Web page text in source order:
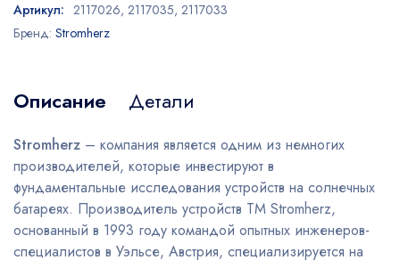
Артикул: 2117026, 2117035, 2117033
Бренд: Stromherz
Описание Детали
Stromherz – компания является одним из немногих
производителей, которые инвестируют в
фундаментальные исследования устройств на солнечных
батареях. Производитель устройств TM Stromherz,
основанный в 1993 году командой опытных инженеров-
специалистов в Уэльсе, Австрия, специализируется на